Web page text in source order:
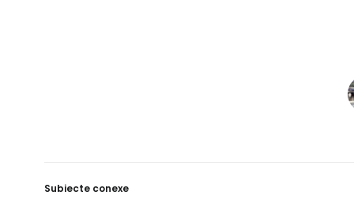
Subiecte conexe